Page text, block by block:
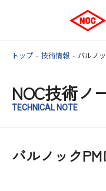
トップ 技術情報 バルノ
NOC技術ノ
TECHNICAL NOTE
バルノック